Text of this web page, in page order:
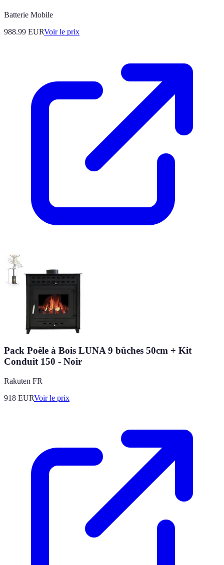
Batterie Mobile
988.99 EURVoir le prix
Pack Poêle à Bois LUNA 9 bûches 50cm + Kit
Conduit 150 - Noir
Rakuten FR
918 EURVoir le prix